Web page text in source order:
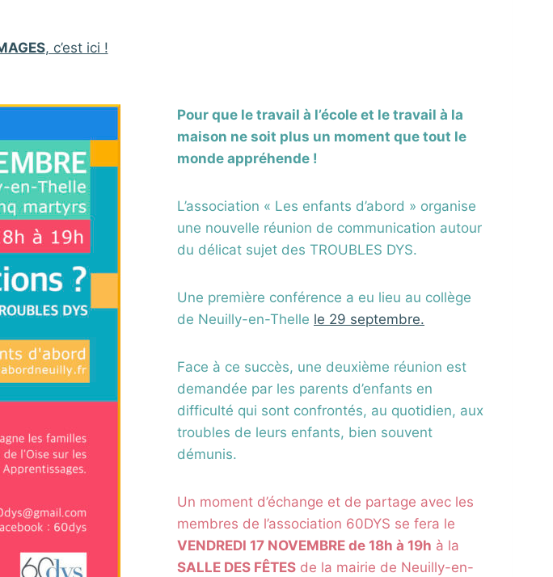
, c’est ici !
Pour que le travail à l’école et le travail à la
maison ne soit plus un moment que tout le
monde appréhende !
L’association « Les enfants d’abord » organise
une nouvelle réunion de communication autour
du délicat sujet des TROUBLES DYS.
Une première conférence a eu lieu au collège
de Neuilly-en-Thelle le 29 septembre.
Face à ce succès, une deuxième réunion est
demandée par les parents d’enfants en
difficulté qui sont confrontés, au quotidien, aux
troubles de leurs enfants, bien souvent
démunis.
Un moment d’échange et de partage avec les
membres de l’association 60DYS se fera le
VENDREDI 17 NOVEMBRE de 18h à 19h à la
SALLE DES FÊTES de la mairie de Neuilly-en-